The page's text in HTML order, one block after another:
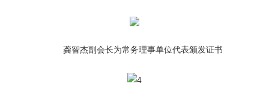
龚智杰副会长为常务理事单位代表颁发证书